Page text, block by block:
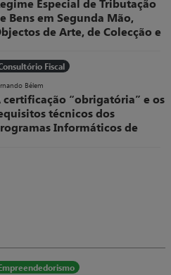
Bens em Segunda Mão,
de Arte, de Colecção e
Decreto-Lei, nº 199/96, de 18 de
veio regular, no sistema
português, um dos Regimes
de Tributação do IVA
Fiscal
Bélem
certificação “obrigatória” e os
técnicos dos
Informáticos de